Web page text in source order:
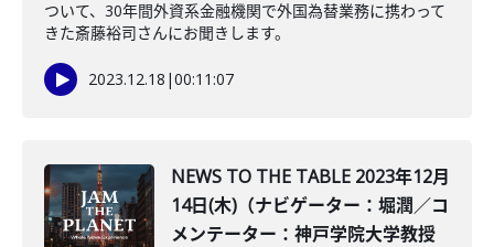
ついて、30年間外資系金融機関で外国為替業務に携わって
きた斎藤裕司さんにお聞きします。
2023.12.18 |00:11:07
NEWS TO THE TABLE 2023年12月
14日(木)（ナビゲーター：堀潤／コ
メンテーター：神戸学院大学教授